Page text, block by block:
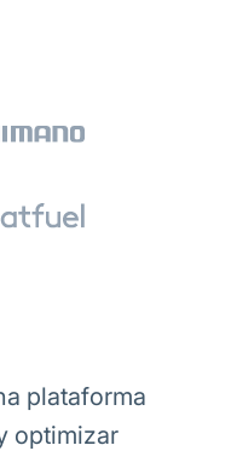
plataforma
optimizar